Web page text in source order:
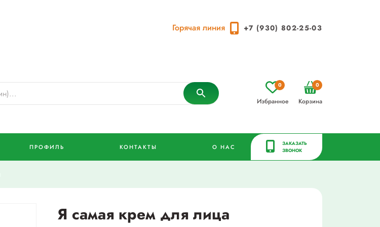
Горячая линия +7 (930) 802-25-03
Избранное
0
Корзина
0
ПРОФИЛЬ КОНТАКТЫ О НАС
ЗАКАЗАТЬ
ЗВОНОК
Я самая крем для лица